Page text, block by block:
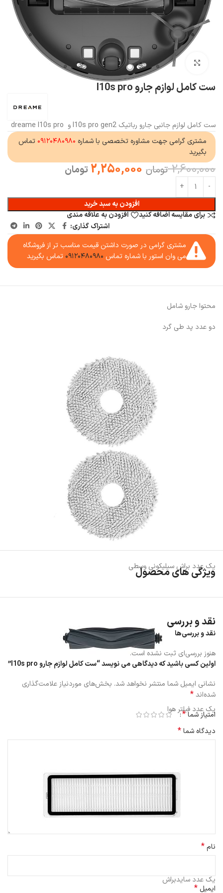
بزرگنمایی تصویر
ست کامل لوازم جارو l10s pro
ست کامل لوازم جانبی جارو رباتیک l10s pro gen2 و dreame l10s pro
مشتری گرامی جهت مشاوره تخصصی با شماره ۰۹۱۲۰۴۸۰۹۸۰ تماس
بگیرید
2,600,000 تومان 2,250,000 تومان
افزودن به سبد خرید
برای مقایسه اضافه کنید
افزودن به علاقه مندی
اشتراک گذاری:
مشتری گرامی در صورت داشتن قیمت مناسب تر از فروشگاه
می وان استور با شماره تماس ۰۹۱۲۰۴۸۰۹۸۰ تماس بگیرید
محتوا جارو شامل
دو عدد پد طی گرد
یک عدد براش سیلیکونی وسطی
یک عدد فیلتر هوا
یک عدد سایدبراش
ویژگی های محصول
نقد و بررسی
نقد و بررسی‌ها
هنوز بررسی‌ای ثبت نشده است.
اولین کسی باشید که دیدگاهی می نویسد “ست کامل لوازم جارو l10s pro”
نشانی ایمیل شما منتشر نخواهد شد. بخش‌های موردنیاز علامت‌گذاری
شده‌اند*
امتیاز شما*
دیدگاه شما*
نام*
ایمیل *